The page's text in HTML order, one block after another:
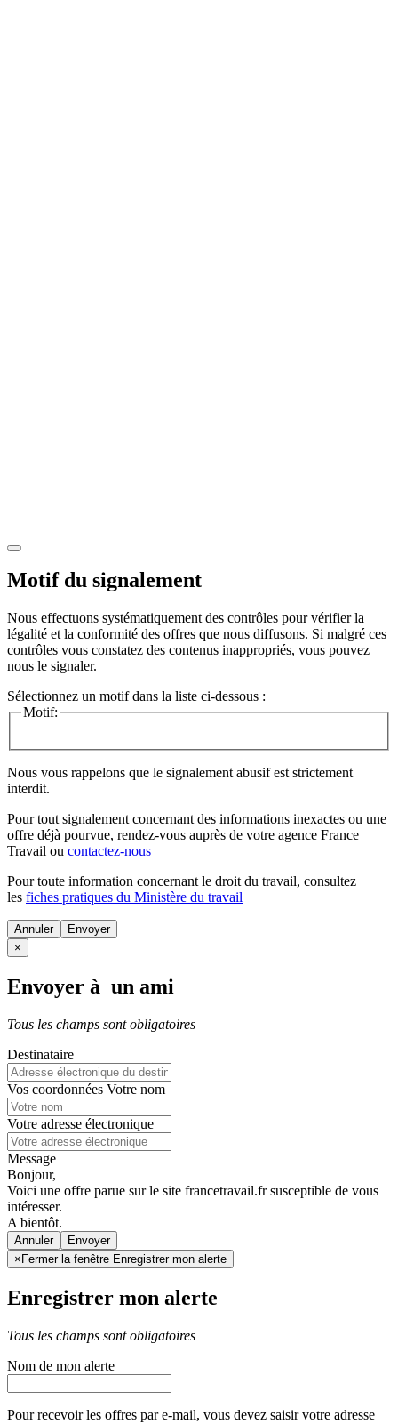
Motif du signalement
Nous effectuons systématiquement des contrôles pour vérifier la
légalité et la conformité des offres que nous diffusons. Si malgré ces
contrôles vous constatez des contenus inappropriés, vous pouvez
nous le signaler.
Sélectionnez un motif dans la liste ci-dessous :
Motif:
Nous vous rappelons que le signalement abusif est strictement
interdit.
Pour tout signalement concernant des informations inexactes ou une
offre déjà pourvue, rendez-vous auprès de votre agence France
Travail ou contactez-nous
Pour toute information concernant le droit du travail, consultez
les fiches pratiques du Ministère du travail
Annuler
×
Envoyer à un ami
Tous les champs sont obligatoires
Destinataire
Vos coordonnées Votre nom
Votre adresse électronique
Message
Bonjour,
Voici une offre parue sur le site francetravail.fr susceptible de vous
intéresser.
A bientôt.
Annuler
× Fermer la fenêtre Enregistrer mon alerte
Enregistrer mon alerte
Tous les champs sont obligatoires
Nom de mon alerte
Pour recevoir les offres par e-mail, vous devez saisir votre adresse